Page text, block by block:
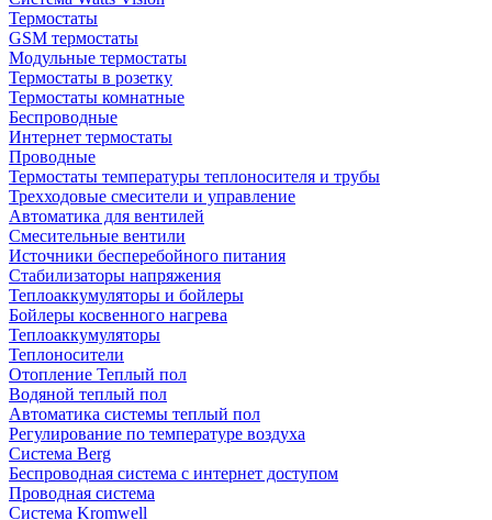
Термостаты
GSM термостаты
Модульные термостаты
Термостаты в розетку
Термостаты комнатные
Беспроводные
Интернет термостаты
Проводные
Термостаты температуры теплоносителя и трубы
Трехходовые смесители и управление
Автоматика для вентилей
Смесительные вентили
Источники бесперебойного питания
Стабилизаторы напряжения
Теплоаккумуляторы и бойлеры
Бойлеры косвенного нагрева
Теплоаккумуляторы
Теплоносители
Отопление Теплый пол
Водяной теплый пол
Автоматика системы теплый пол
Регулирование по температуре воздуха
Система Berg
Беспроводная система с интернет доступом
Проводная система
Система Kromwell